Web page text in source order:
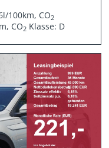
100km, CO2
CO2 Klasse: D